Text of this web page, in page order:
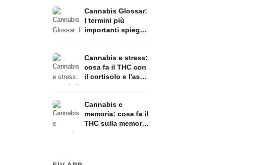
Cannabis Glossar:
I termini più
importanti spiegati
Cannabis e stress:
cosa fa il THC con
il cortisolo e l'asse
Cannabis e
memoria: cosa fa il
THC sulla memoria